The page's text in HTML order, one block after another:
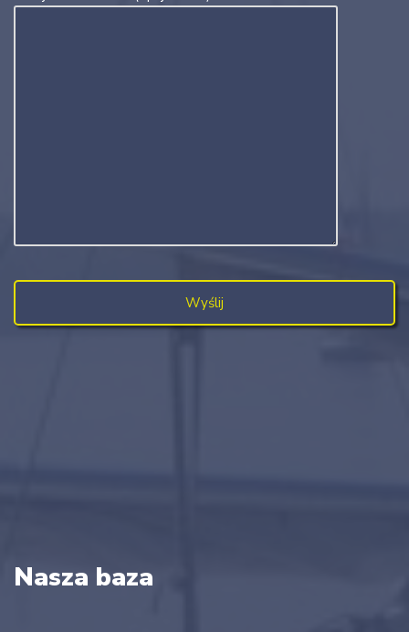
Nasza baza